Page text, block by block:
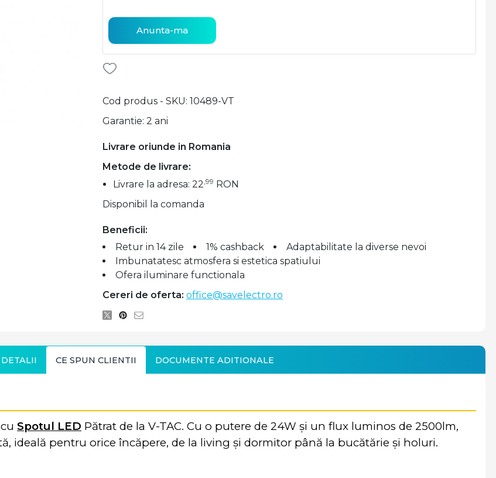
Anunta-ma
Livrare oriunde in Romania
Cod produs - SKU 10489-VT
Metode de livrare:
Livrare la adresa: 22,99 RON
Disponibil la comanda
Garantie: 2 ani
Beneficii:
Retur in 14 zile
1% cashback
Adaptabilitate la diverse nevoi
Imbunatatesc atmosfera si estetica spatiului
Ofera iluminare functionala
Cereri de oferta: office@savelectro.ro
DETALII CE SPUN CLIENTII DOCUMENTE ADITIONALE
Spotul LED Pătrat de la V-TAC. Cu o putere de 24W și un flux luminos de 2500lm,
ideală pentru orice încăpere, de la living și dormitor până la bucătărie și holuri.